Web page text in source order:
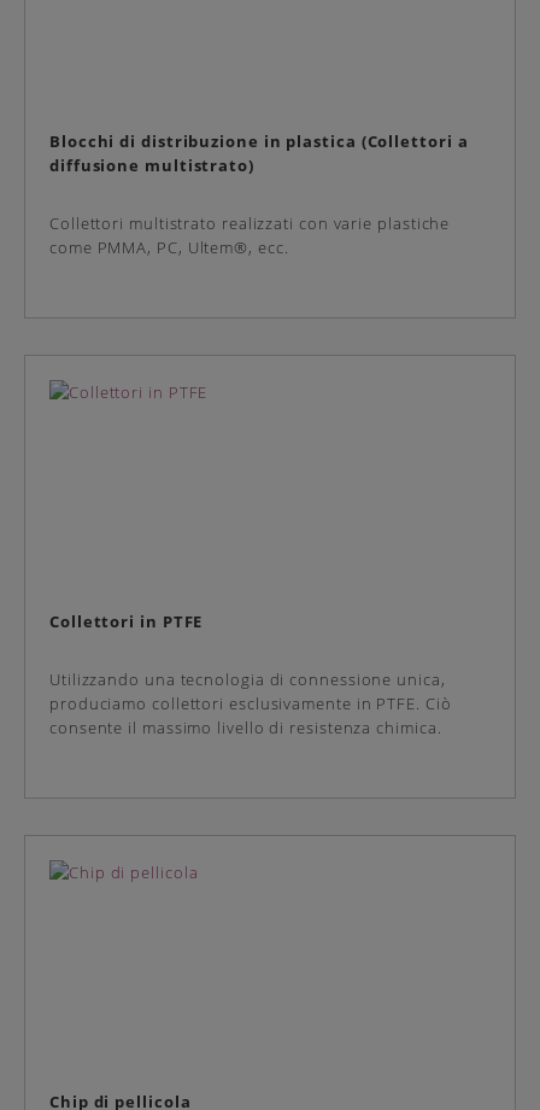
Blocchi di distribuzione in plastica (Collettori a
diffusione multistrato)
Collettori multistrato realizzati con varie plastiche
come PMMA, PC, Ultem®, ecc.
Collettori in PTFE
Utilizzando una tecnologia di connessione unica,
produciamo collettori esclusivamente in PTFE. Ciò
consente il massimo livello di resistenza chimica.
Chip di pellicola